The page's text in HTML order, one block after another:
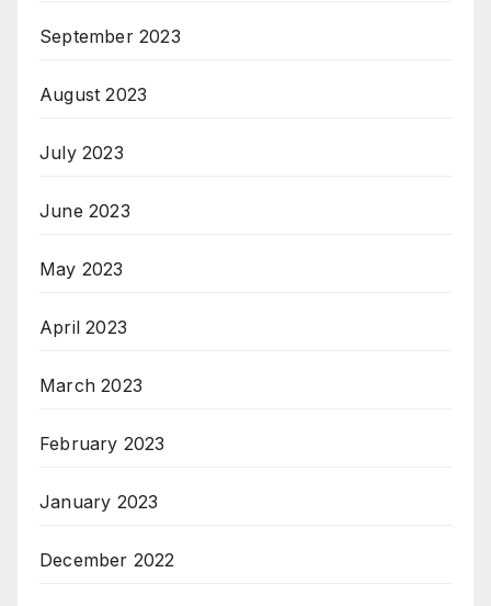
September 2023
August 2023
July 2023
June 2023
May 2023
April 2023
March 2023
February 2023
January 2023
December 2022